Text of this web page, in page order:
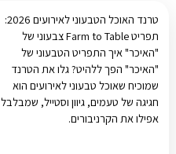
טרנד האוכל הטבעוני לאירועים 2026:
תפריט Farm to Table צבעוני של
"האיכר" איך התפריט הטבעוני של
"האיכר" הפך ללהיט? גלו את הטרנד
שמוכיח שאוכל טבעוני לאירועים הוא
חגיגה של טעמים, גיוון וסטייל, שמבלבל
אפילו את הקרניבורים.